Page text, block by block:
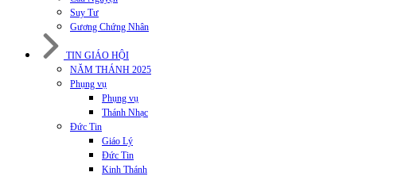
Suy Tư
Gương Chứng Nhân
TIN GIÁO HỘI
NĂM THÁNH 2025
Phụng vụ
Phụng vụ
Thánh Nhạc
Đức Tin
Giáo Lý
Đức Tin
Kinh Thánh